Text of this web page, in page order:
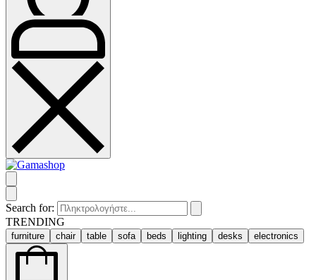
Search for:
TRENDING
furniture chair table sofa beds lighting desks electronics